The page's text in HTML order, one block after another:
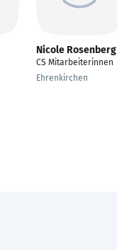
Nicole Rosenberg
CS Mitarbeiterinnen
Ehrenkirchen